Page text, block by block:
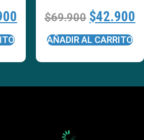
$69.900 $42.900
AÑADIR AL CARRITO